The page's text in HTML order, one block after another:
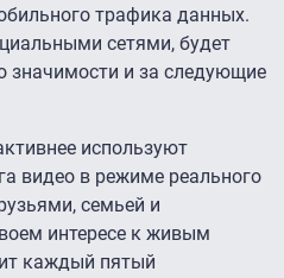
трафика данных.
сетями, будет
значимости и за следующие
используют
видео в режиме реального
семьей и
интересе к живым
каждый пятый